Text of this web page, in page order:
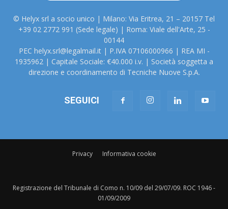
© Helyx srl a socio unico | Milano: Via Eritrea, 21 – 20157 Tel
+39 02 2772 991 (Sede legale) | Roma: Viale dell'Arte, 25 -
00144
PEC helyx.srl@legalmail.it | P.IVA 07106000966 | REA MI -
1935962 | Capitale Sociale: €40.000 i.v. | Società soggetta a
direzione e coordinamento di Tecniche Nuove S.p.A.
SEGUICI
Privacy Informativa cookie
Registrazione del Tribunale di Como n. 10/09 del 29/07/09. ROC 1946 -
01/09/2009